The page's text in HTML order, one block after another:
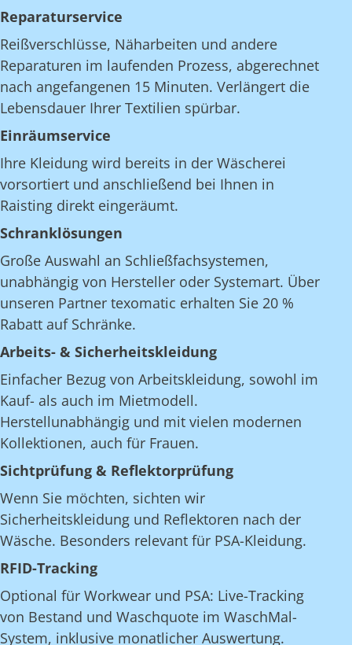
Reparaturservice
Reißverschlüsse, Näharbeiten und andere
Reparaturen im laufenden Prozess, abgerechnet
nach angefangenen 15 Minuten. Verlängert die
Lebensdauer Ihrer Textilien spürbar.
Einräumservice
Ihre Kleidung wird bereits in der Wäscherei
vorsortiert und anschließend bei Ihnen in
Raisting direkt eingeräumt.
Schranklösungen
Große Auswahl an Schließfachsystemen,
unabhängig von Hersteller oder Systemart. Über
unseren Partner texomatic erhalten Sie 20 %
Rabatt auf Schränke.
Arbeits- & Sicherheitskleidung
Einfacher Bezug von Arbeitskleidung, sowohl im
Kauf- als auch im Mietmodell.
Herstellunabhängig und mit vielen modernen
Kollektionen, auch für Frauen.
Sichtprüfung & Reflektorprüfung
Wenn Sie möchten, sichten wir
Sicherheitskleidung und Reflektoren nach der
Wäsche. Besonders relevant für PSA-Kleidung.
RFID-Tracking
Optional für Workwear und PSA: Live-Tracking
von Bestand und Waschquote im WaschMal-
System, inklusive monatlicher Auswertung.